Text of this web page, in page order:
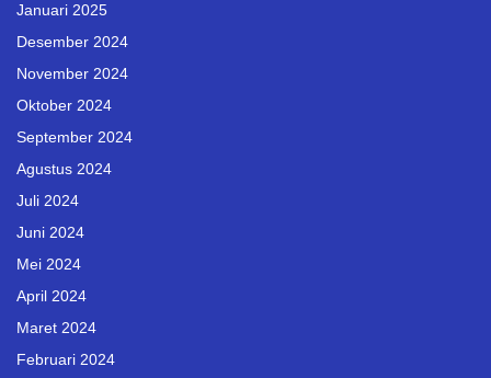
Januari 2025
Desember 2024
November 2024
Oktober 2024
September 2024
Agustus 2024
Juli 2024
Juni 2024
Mei 2024
April 2024
Maret 2024
Februari 2024